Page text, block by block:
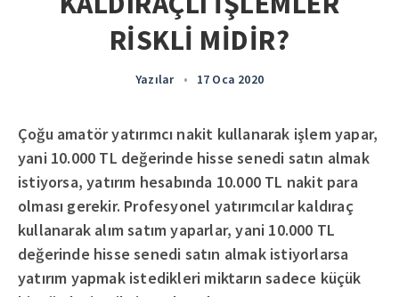
RİSKLİ MİDİR?
Yazılar • 17 Oca 2020
Çoğu amatör yatırımcı nakit kullanarak işlem yapar,
yani 10.000 TL değerinde hisse senedi satın almak
istiyorsa, yatırım hesabında 10.000 TL nakit para
olması gerekir. Profesyonel yatırımcılar kaldıraç
kullanarak alım satım yaparlar, yani 10.000 TL
değerinde hisse senedi satın almak istiyorlarsa
yatırım yapmak istedikleri miktarın sadece küçük